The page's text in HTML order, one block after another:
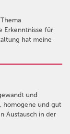
Erkenntnisse für
hat meine
und
homogene und gut
Austausch in der